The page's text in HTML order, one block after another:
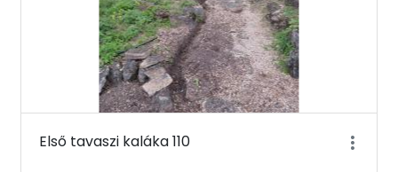
Első tavaszi kaláka 110